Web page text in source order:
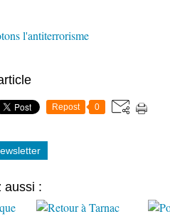
l'antiterrorisme
Repost 0
aussi :